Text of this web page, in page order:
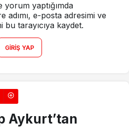
yorum yaptığımda
adımı, e-posta adresimi ve
bu tarayıcıya kaydet.
GIRIŞ YAP
Aykurt’tan